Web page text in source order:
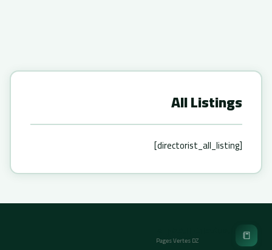
All Listings
[directorist_all_listing]
📒
Pages Vertes DZ